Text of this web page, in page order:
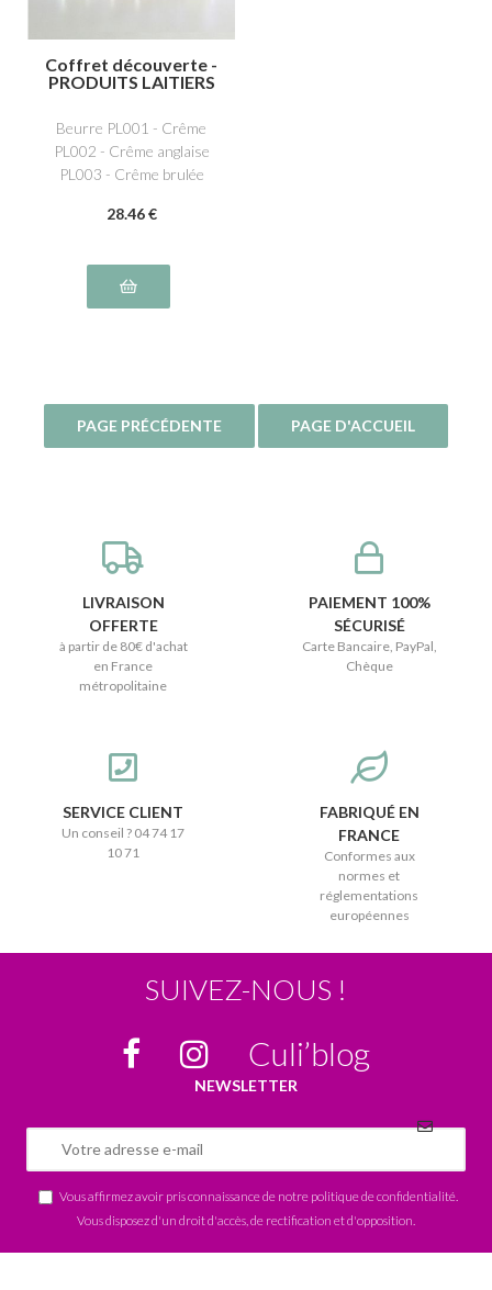
Coffret découverte -
PRODUITS LAITIERS
Beurre PL001 - Crême
PL002 - Crême anglaise
PL003 - Crême brulée
PL012 - Crème Chantilly
28.46 €
LIVRAISON
OFFERTE
à partir de 80€ d'achat
en France
métropolitaine
PAIEMENT 100%
SÉCURISÉ
Carte Bancaire, PayPal,
Chèque
SERVICE CLIENT
Un conseil ? 04 74 17
10 71
FABRIQUÉ EN
FRANCE
Conformes aux
normes et
réglementations
européennes
SUIVEZ-NOUS !
Culi’blog
NEWSLETTER
Vous affirmez avoir pris connaissance de notre politique de confidentialité
Vous disposez d'un droit d'accès, de rectification et d'opposition.